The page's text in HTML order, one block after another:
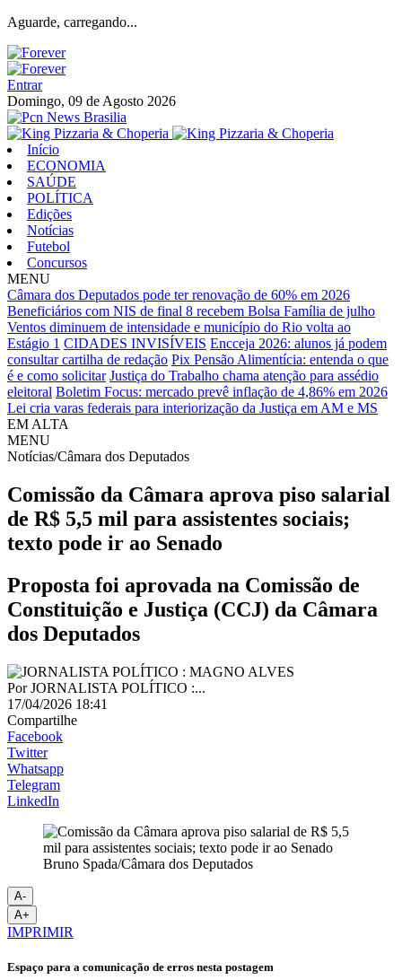
Aguarde, carregando...
Entrar
Domingo, 09 de Agosto 2026
Início
ECONOMIA
SAÚDE
POLÍTICA
Edições
Notícias
Futebol
Concursos
MENU
Câmara dos Deputados pode ter renovação de 60% em 2026
Beneficiários com NIS de final 8 recebem Bolsa Família de julho
Ventos diminuem de intensidade e município do Rio volta ao
Estágio 1 CIDADES INVISÍVEIS Encceja 2026: alunos já podem
consultar cartilha de redação Pix Pensão Alimentícia: entenda o que
é e como solicitar Justiça do Trabalho chama atenção para assédio
eleitoral Boletim Focus: mercado prevê inflação de 4,86% em 2026
Lei cria varas federais para interiorização da Justiça em AM e MS
EM ALTA
MENU
Notícias/Câmara dos Deputados
Comissão da Câmara aprova piso salarial
de R$ 5,5 mil para assistentes sociais;
texto pode ir ao Senado
Proposta foi aprovada na Comissão de
Constituição e Justiça (CCJ) da Câmara
dos Deputados
PorJORNALISTA POLÍTICO :...
17/04/2026 18:41
Compartilhe
Facebook
Twitter
Whatsapp
Telegram
LinkedIn
Bruno Spada/Câmara dos Deputados
A-
A+
IMPRIMIR
Espaço para a comunicação de erros nesta postagem